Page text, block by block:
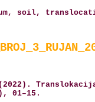
soil,
01–15.